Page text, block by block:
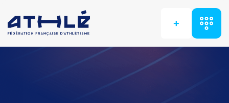
+